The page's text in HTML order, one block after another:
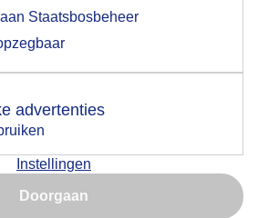
Staatsbosbeheer
advertenties
Instellingen
Doorgaan
in Thorn
pop-up uit je browser waarin
toon de popup
misschien later